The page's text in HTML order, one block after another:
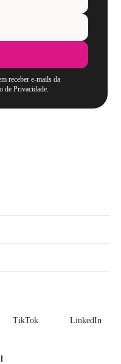
receber e-mails da
de Privacidade.
TikTok LinkedIn